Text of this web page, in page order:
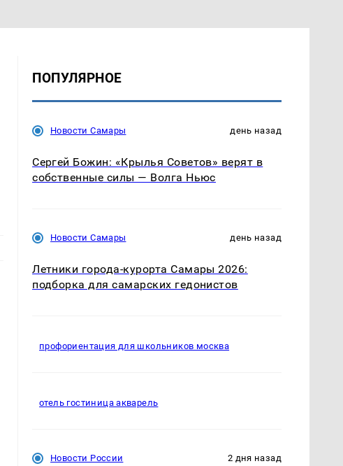
ПОПУЛЯРНОЕ
Новости Самары день назад
Сергей Божин: «Крылья Советов» верят в
собственные силы — Волга Ньюс
Новости Самары день назад
Летники города-курорта Самары 2026:
подборка для самарских гедонистов
профориентация для школьников москва
отель гостиница акварель
Новости России 2 дня назад